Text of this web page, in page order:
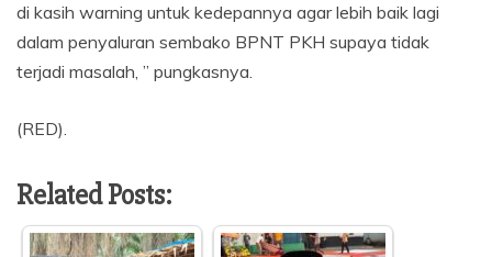
di kasih warning untuk kedepannya agar lebih baik lagi
dalam penyaluran sembako BPNT PKH supaya tidak
terjadi masalah, ” pungkasnya.
(RED).
Related Posts: